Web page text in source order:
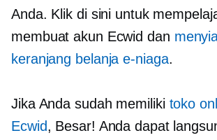
Anda. Klik di sini untuk
membuat akun Ecwid dan
keranjang belanja e-niaga.
Jika Anda sudah memiliki toko
Ecwid, Besar! Anda dapat